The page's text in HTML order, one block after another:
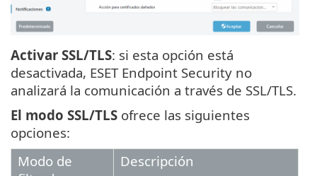
Activar SSL/TLS: si esta opción está
desactivada, ESET Endpoint Security no
analizará la comunicación a través de SSL/TLS.
El modo SSL/TLS ofrece las siguientes
opciones:
Modo de
Descripción